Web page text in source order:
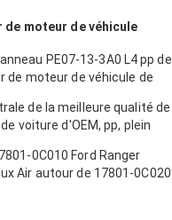
de moteur de véhicule
PE07-13-3A0 L4 pp de
de moteur de véhicule de
de la meilleure qualité de
voiture d'OEM, pp, plein
0C010 Ford Ranger
Air autour de 17801-0C020